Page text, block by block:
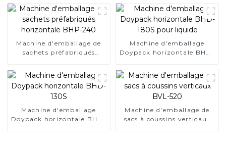
Machine d'emballage de
sachets préfabriqués
Machine d'emballage
Doypack horizontale BHD-
Machine d'emballage
Doypack horizontale BHD-
Machine d'emballage de
sacs à coussins verticaux